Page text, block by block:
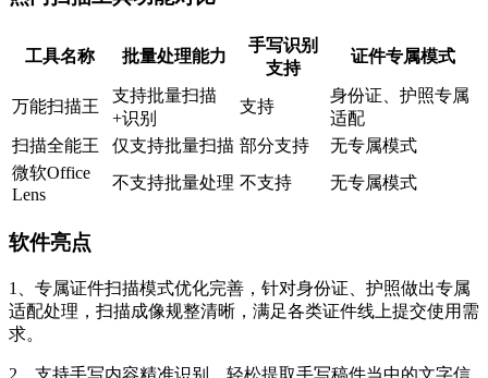
工具名称 批量处理能力
手写识别
支持
证件专属模式
万能扫描王
支持批量扫描
+识别
支持
身份证、护照专属
适配
扫描全能王
仅支持批量扫描 部分支持
无专属模式
微软Office
Lens
不支持批量处理 不支持 无专属模式
软件亮点
1、专属证件扫描模式优化完善，针对身份证、护照做出专属
适配处理，扫描成像规整清晰，满足各类证件线上提交使用需
求。
2、支持手写内容精准识别，轻松提取手写稿件当中的文字信